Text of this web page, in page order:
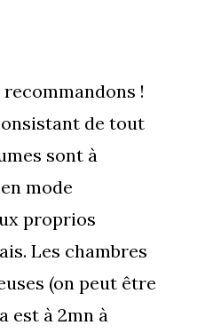
!
de tout
sont à
mode
proprios
Les chambres
(on peut être
est à 2mn à